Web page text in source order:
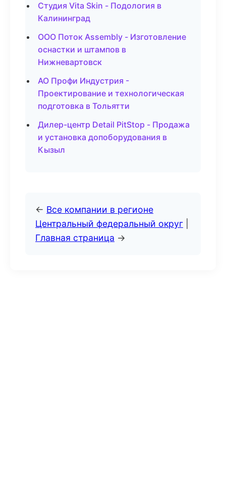
Студия Vita Skin - Подология в
Калининград
ООО Поток Assembly - Изготовление
оснастки и штампов в
Нижневартовск
АО Профи Индустрия -
Проектирование и технологическая
подготовка в Тольятти
Дилер-центр Detail PitStop - Продажа
и установка допоборудования в
Кызыл
← Все компании в регионе
Центральный федеральный округ
Главная страница →